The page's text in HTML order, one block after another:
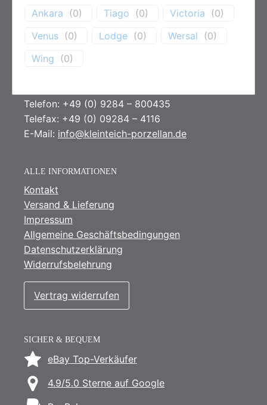
Ankara
(0) Tiago (0) Victoria (0)
Venus (0) Lodge (0) Wersal (0)
Wing
(0)
Kleinteich Porzellan GmbH
Kantstr. 3
Telefon: +49 (0) 9284 – 800435
Telefax: +49 (0) 09284 – 4116
E-Mail: info@kleinteich-porzellan.de
ALLE INFORMATIONEN
Kontakt
Versand & Lieferung
Impressum
Allgemeine Geschäftsbedingungen
Datenschutzerklärung
Widerrufsbelehrung
Vertrag widerrufen
SICHER & BEQUEM
eBay Top-Verkäufer
4.9/5.0 Sterne auf Google